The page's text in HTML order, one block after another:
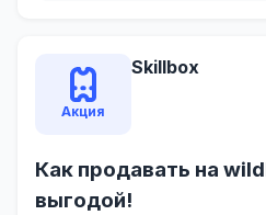
Акция
Skillbox
Как продавать на
выгодой!